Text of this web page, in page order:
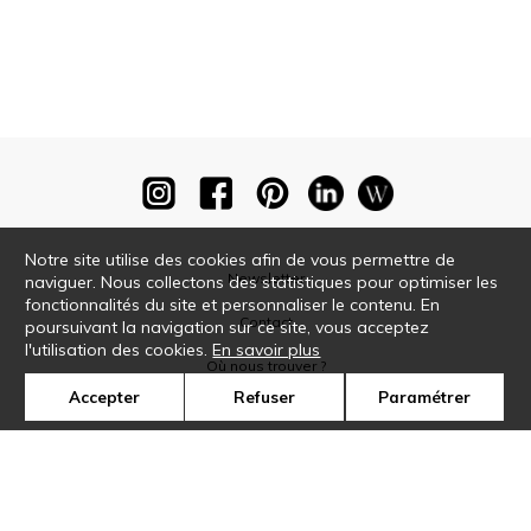
Newsletter
Contact
Où nous trouver ?
Notre site utilise des cookies afin de vous permettre de
naviguer. Nous collectons des statistiques pour optimiser les
fonctionnalités du site et personnaliser le contenu. En
poursuivant la navigation sur ce site, vous acceptez
l'utilisation des cookies.En savoir plus
Accepter Refuser Paramétrer